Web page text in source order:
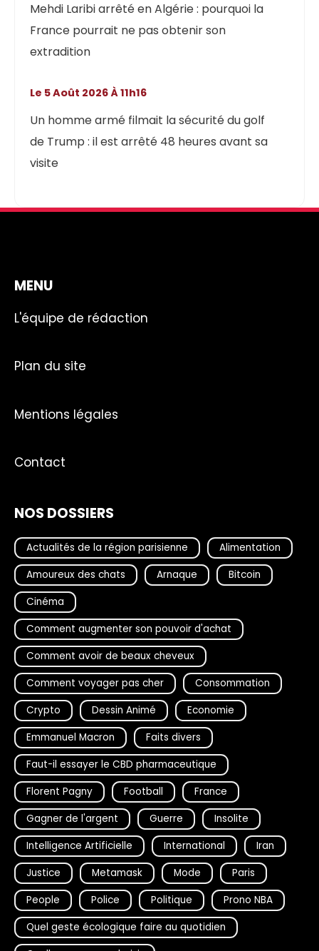
Mehdi Laribi arrêté en Algérie : pourquoi la
France pourrait ne pas obtenir son
extradition
Un homme armé filmait la sécurité du golf
de Trump : il est arrêté 48 heures avant sa
visite
Le 5 Août 2026 À 11h16
MENU
L'équipe de rédaction
Plan du site
Mentions légales
Contact
NOS DOSSIERS
Actualités de la région parisienne
Alimentation
Amoureux des chats
Arnaque
Bitcoin
Cinéma
Comment augmenter son pouvoir d'achat
Comment avoir de beaux cheveux
Comment voyager pas cher
Consommation
Crypto
Dessin Animé
Economie
Emmanuel Macron
Faits divers
Faut-il essayer le CBD pharmaceutique
Florent Pagny
Football
France
Gagner de l'argent
Guerre
Insolite
Intelligence Artificielle
International
Iran
Justice
Metamask Mode
Paris
People
Police Politique
Prono NBA
Quel geste écologique faire au quotidien